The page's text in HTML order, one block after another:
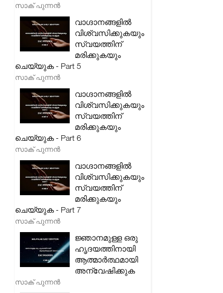
സാക് പുന്നൻ
വാഗ്ദാനങ്ങളിൽ
വിശ്വസിക്കുകയും
സ്വയത്തിന്
മരിക്കുകയും
ചെയ്യുക - Part 5
സാക് പുന്നൻ
വാഗ്ദാനങ്ങളിൽ
വിശ്വസിക്കുകയും
സ്വയത്തിന്
മരിക്കുകയും
ചെയ്യുക - Part 6
സാക് പുന്നൻ
വാഗ്ദാനങ്ങളിൽ
വിശ്വസിക്കുകയും
സ്വയത്തിന്
മരിക്കുകയും
ചെയ്യുക - Part 7
സാക് പുന്നൻ
ജ്ഞാനമുള്ള ഒരു
ഹൃദയത്തിനായി
ആത്മാർത്ഥമായി
അന്വേഷിക്കുക
സാക് പുന്നൻ